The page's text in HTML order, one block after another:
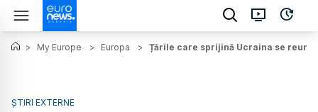
> My Europe > Europa > Țările care sprijină Ucraina se
ȘTIRI EXTERNE